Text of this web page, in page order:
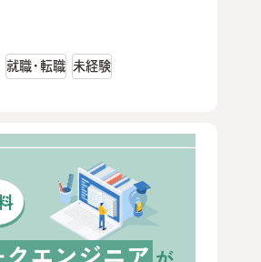
就職・転職 未経験